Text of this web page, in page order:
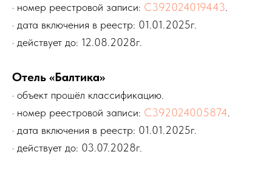
· номер реестровой записи: С392024019443.
· дата включения в реестр: 01.01.2025г.
· действует до: 12.08.2028г.
Отель «Балтика»
· объект прошёл классификацию.
· номер реестровой записи: С392024005874.
· дата включения в реестр: 01.01.2025г.
· действует до: 03.07.2028г.